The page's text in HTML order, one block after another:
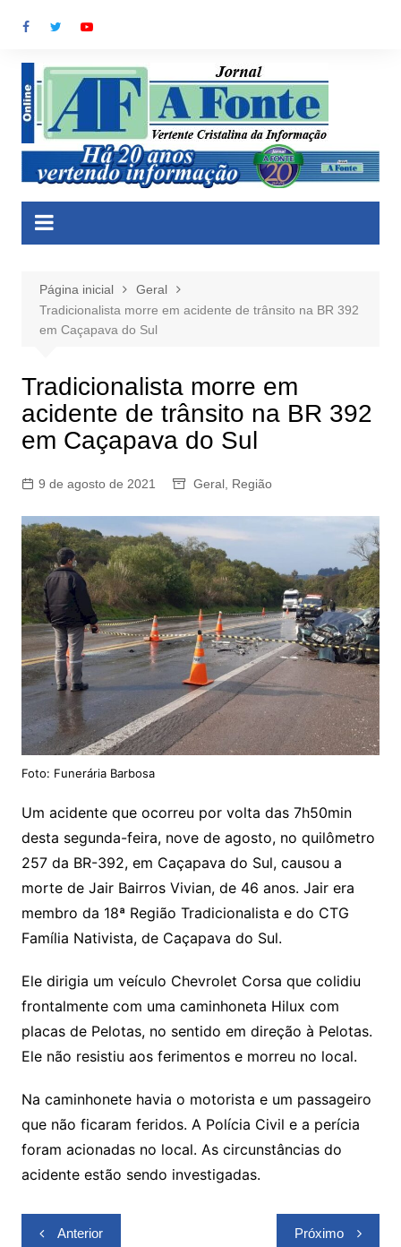
para
conteúdo
Página inicial
Geral
Tradicionalista morre em acidente de trânsito na BR 392
em Caçapava do Sul
Tradicionalista morre em
acidente de trânsito na BR 392
em Caçapava do Sul
9 de agosto de 2021 Geral, Região
Foto: Funerária Barbosa
Um acidente que ocorreu por volta das 7h50min
desta segunda-feira, nove de agosto, no quilômetro
257 da BR-392, em Caçapava do Sul, causou a
morte de Jair Bairros Vivian, de 46 anos. Jair era
membro da 18ª Região Tradicionalista e do CTG
Família Nativista, de Caçapava do Sul.
Ele dirigia um veículo Chevrolet Corsa que colidiu
frontalmente com uma caminhoneta Hilux com
placas de Pelotas, no sentido em direção à Pelotas.
Ele não resistiu aos ferimentos e morreu no local.
Na caminhonete havia o motorista e um passageiro
que não ficaram feridos. A Polícia Civil e a perícia
foram acionadas no local. As circunstâncias do
acidente estão sendo investigadas.
Navegação
Anterior Próximo